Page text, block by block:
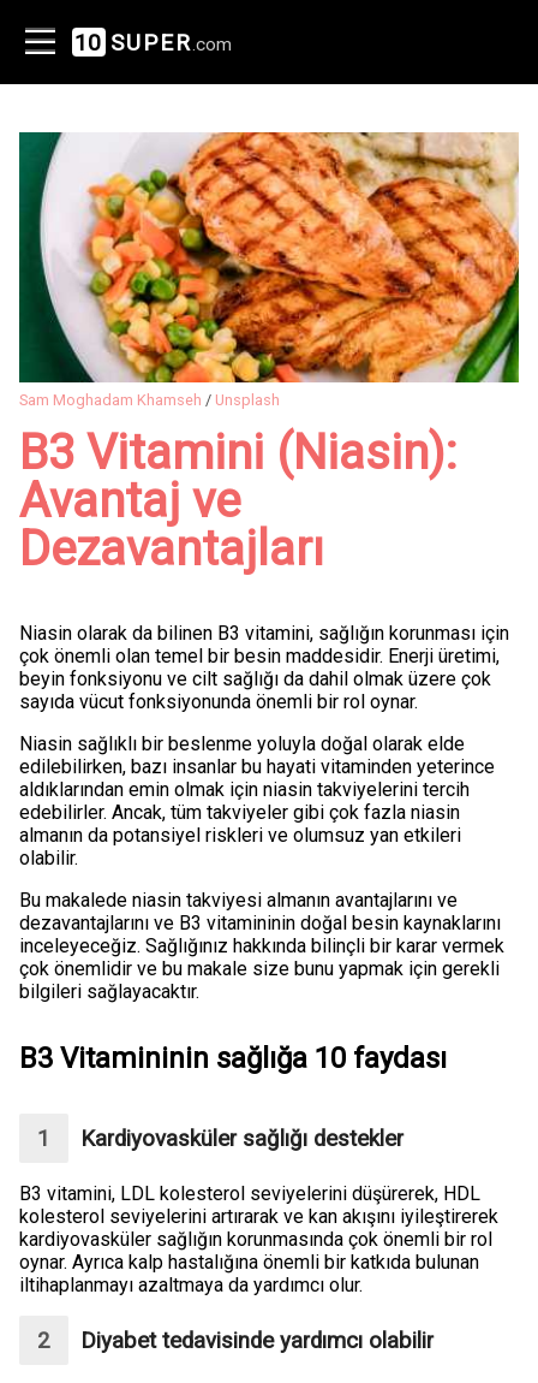
10 SUPER .com
Sam Moghadam Khamseh / Unsplash
B3 Vitamini (Niasin):
Avantaj ve
Dezavantajları
Niasin olarak da bilinen B3 vitamini, sağlığın korunması için
çok önemli olan temel bir besin maddesidir. Enerji üretimi,
beyin fonksiyonu ve cilt sağlığı da dahil olmak üzere çok
sayıda vücut fonksiyonunda önemli bir rol oynar.
Niasin sağlıklı bir beslenme yoluyla doğal olarak elde
edilebilirken, bazı insanlar bu hayati vitaminden yeterince
aldıklarından emin olmak için niasin takviyelerini tercih
edebilirler. Ancak, tüm takviyeler gibi çok fazla niasin
almanın da potansiyel riskleri ve olumsuz yan etkileri
olabilir.
Bu makalede niasin takviyesi almanın avantajlarını ve
dezavantajlarını ve B3 vitamininin doğal besin kaynaklarını
inceleyeceğiz. Sağlığınız hakkında bilinçli bir karar vermek
çok önemlidir ve bu makale size bunu yapmak için gerekli
bilgileri sağlayacaktır.
B3 Vitamininin sağlığa 10 faydası
Kardiyovasküler sağlığı destekler
B3 vitamini, LDL kolesterol seviyelerini düşürerek, HDL
kolesterol seviyelerini artırarak ve kan akışını iyileştirerek
kardiyovasküler sağlığın korunmasında çok önemli bir rol
oynar. Ayrıca kalp hastalığına önemli bir katkıda bulunan
iltihaplanmayı azaltmaya da yardımcı olur.
Diyabet tedavisinde yardımcı olabilir